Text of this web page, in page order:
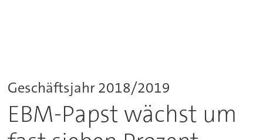
Geschäftsjahr 2018/2019
EBM-Papst wächst um